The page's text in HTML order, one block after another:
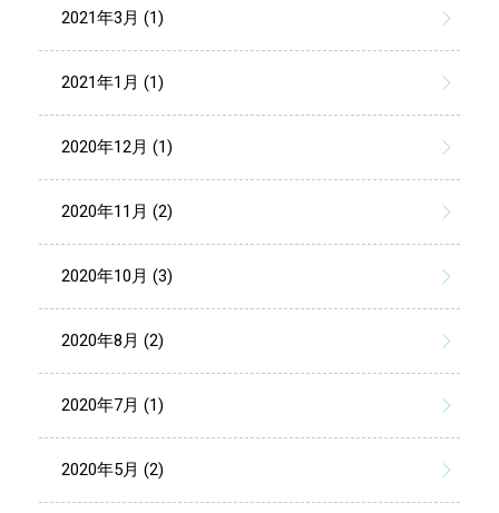
2021年3月 (1)
2021年1月 (1)
2020年12月 (1)
2020年11月 (2)
2020年10月 (3)
2020年8月 (2)
2020年7月 (1)
2020年5月 (2)